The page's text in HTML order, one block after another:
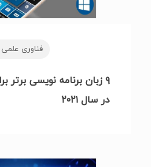
فناوری
۹ زبان برنامه نویسی
در سال ۲۰۲۱